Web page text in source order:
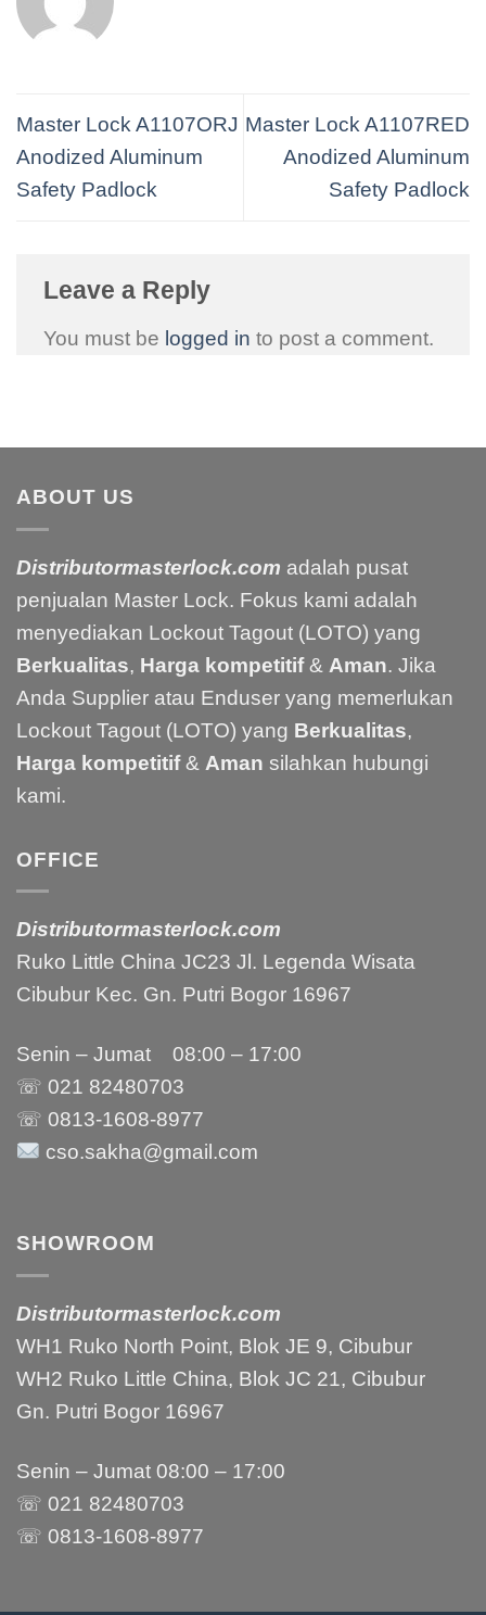
Master Lock A1107ORJ
Anodized Aluminum
Safety Padlock
Master Lock A1107RED
Anodized Aluminum
Safety Padlock
Leave a Reply
You must be logged in to post a comment.
ABOUT US
Distributormasterlock.com adalah pusat
penjualan Master Lock. Fokus kami adalah
menyediakan Lockout Tagout (LOTO) yang
Berkualitas, Harga kompetitif& Aman. Jika
Anda Supplier atau Enduser yang memerlukan
Lockout Tagout (LOTO) yang Berkualitas,
Harga kompetitif& Aman silahkan hubungi
kami.
OFFICE
Distributormasterlock.com
Ruko Little China JC23 Jl. Legenda Wisata
Cibubur Kec. Gn. Putri Bogor 16967
Senin – Jumat 08:00 – 17:00
☏ 021 82480703
☏ 0813-1608-8977
cso.sakha@gmail.com
SHOWROOM
Distributormasterlock.com
WH1 Ruko North Point, Blok JE 9, Cibubur
WH2 Ruko Little China, Blok JC 21, Cibubur
Gn. Putri Bogor 16967
Senin – Jumat 08:00 – 17:00
☏ 021 82480703
☏ 0813-1608-8977